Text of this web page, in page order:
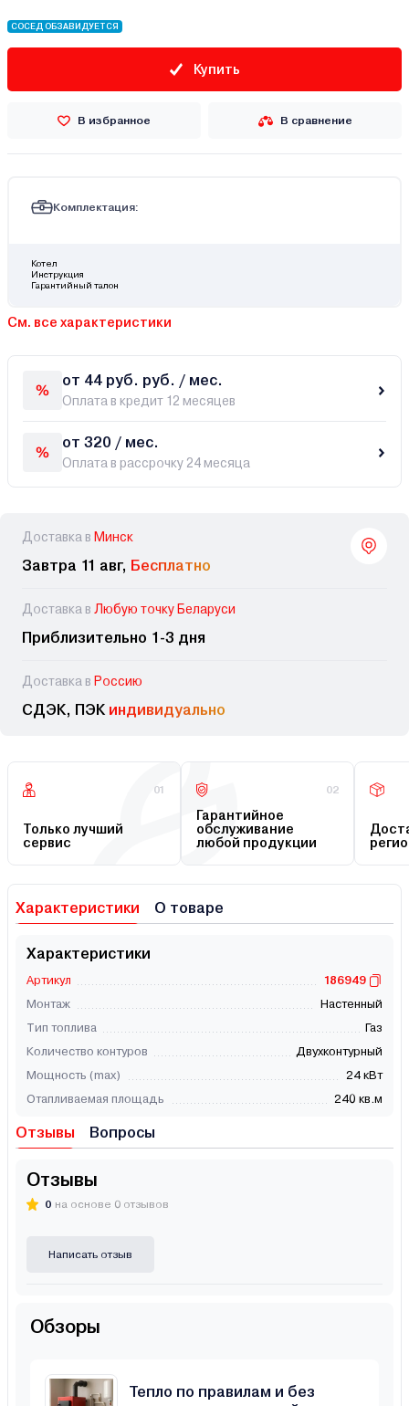
СОСЕД ОБЗАВИДУЕТСЯ
Купить
В избранное В сравнение
Комплектация:
Котел
Инструкция
Гарантийный талон
См. все характеристики
от 44 руб. руб. / мес.
Оплата в кредит 12 месяцев
от 320 / мес.
Оплата в рассрочку 24 месяца
Доставка в Минск
Завтра 11 авг, Бесплатно
Доставка в Любую точку Беларуси
Приблизительно 1-3 дня
Доставка в Россию
СДЭК, ПЭК индивидуально
01
Только лучший
сервис
02
Гарантийное
обслуживание
любой продукции
Характеристики О товаре
Характеристики
Артикул
186949
Монтаж
Настенный
Тип топлива
Газ
Количество контуров
Двухконтурный
Мощность (max)
24 кВт
Отапливаемая площадь
240 кв.м
Отзывы Вопросы
Отзывы
0 на основе 0 отзывов
Написать отзыв
Обзоры
Тепло по правилам и без